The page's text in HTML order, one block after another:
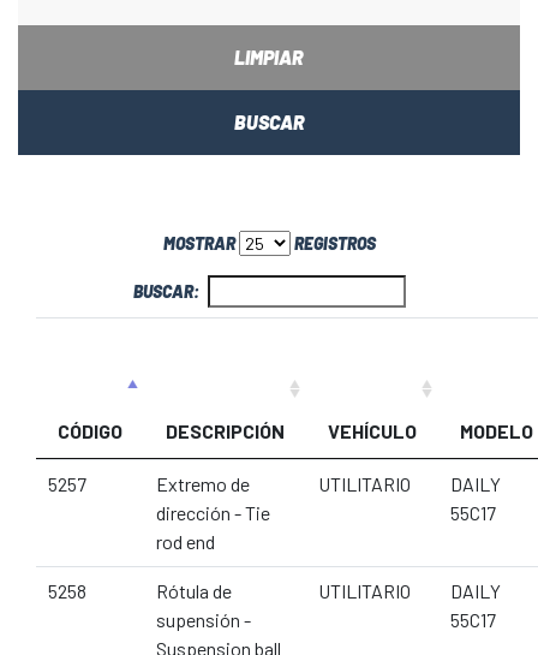
LIMPIAR
BUSCAR
MOSTRAR REGISTROS
BUSCAR:
CÓDIGO DESCRIPCIÓN VEHÍCULO MODELO
5257
Extremo de
dirección - Tie
rod end
UTILITARIO
DAILY
55C17
5258
Rótula de
supensión -
Suspension ball
UTILITARIO
DAILY
55C17